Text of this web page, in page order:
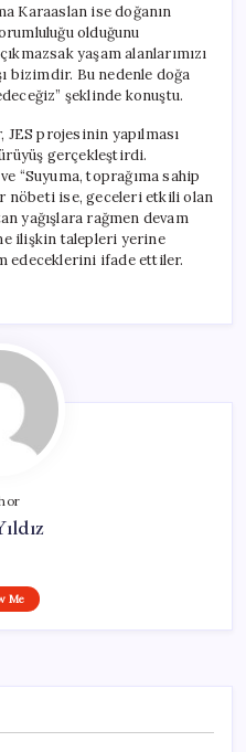
Karaaslan ise doğanın
olduğunu
yaşam alanlarımızı
bizimdir. Bu nedenle doğa
şeklinde konuştu.
JES projesinin yapılması
gerçekleştirdi.
“Suyuma, toprağıma sahip
nöbeti ise, geceleri etkili olan
yağışlara rağmen devam
ilişkin talepleri yerine
edeceklerini ifade ettiler.
Me